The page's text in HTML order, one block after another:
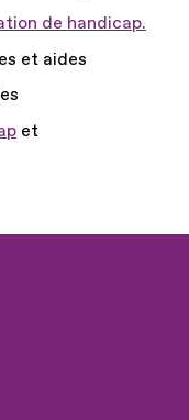
de handicap.
et aides
et